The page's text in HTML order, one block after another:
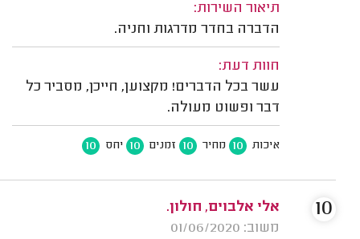
תיאור השירות:
הדברה בחדר מדרגות וחניה.
חוות דעת:
עשר בכל הדברים! מקצוען, חייכן, מסביר כל
דבר ופשוט מעולה.
איכות 10 מחיר 10 זמנים 10 יחס 10
אלי אלבוים, חולון.
משוב: 01/06/2020
10